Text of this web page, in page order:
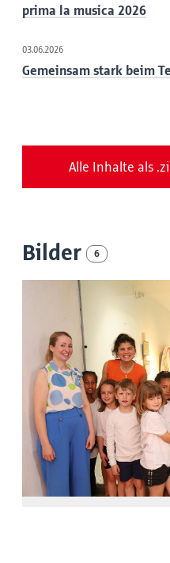
prima la musica 2026
03.06.2026
Gemeinsam stark beim
Alle Inhalte als
Bilder 6